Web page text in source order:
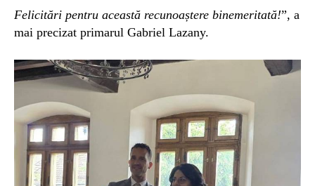
Felicitări pentru această recunoaștere binemeritată!”, a
mai precizat primarul Gabriel Lazany.